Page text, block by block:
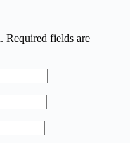
Required fields are